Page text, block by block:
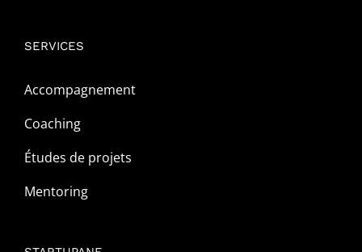
SERVICES
Accompagnement
Coaching
Études de projets
Mentoring